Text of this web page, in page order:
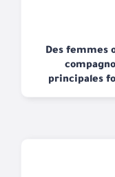
Des femmes
principales